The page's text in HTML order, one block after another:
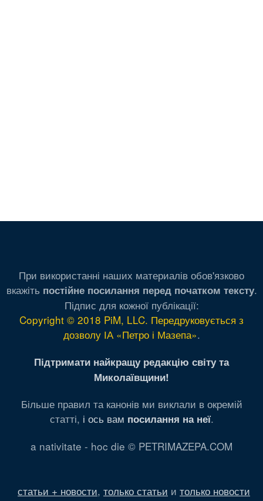
При використанні наших материалів обов'язково
вкажіть постійне посилання перед початком тексту.
Підпис для кожної публікації:
Copyright © 2018 PiM, LLC. Передруковується з
дозволу ІА «Петро і Мазепа».
Підтримати найкращу редакцію світу та
Миколаївщини!
Більше правил та канонів ми виклали в окремій
статті, і ось вам посилання на неї.
a nativitate - hoc die © PETRIMAZEPA.COM
статьи + новости, только статьи и только новости